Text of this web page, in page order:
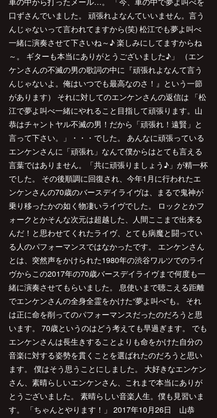
口ずさんでいました。 頑張れよなんていいません。言う
んじゃないって言われてますから(笑) 松江でも夢よ叫べ
一緒に演奏させて下さいね～♪ 楽しみにしてますからね
～。 ギターも本当にありがとうございました♪」 （エン
ケンさんの不滅の男の歌詞の中に『頑張れよなんて言う
んじゃないよ。俺はいつでも最高なのさ！』という一節
があります） それに対してのエンケンさんの返信は 「松
江で夢よ叫べ一緒にやれること目指して頑張ります。山
恭はチャントヤル不滅の男！だから「頑張れ！遠賢」と
言って下さい。」・・・でした。 あんなに頑張っている
エンケンさんに「頑張れ」なんて僕からはとても言える
言葉ではありません。「共に頑張りましょう♪」が精一杯
でした。 その後順調に回復され、今年1月に行われたエ
ンケンさんの70歳のバースデイライヴは、まるで鬼神が
乗り移ったかの如く物凄いライヴでした。 ロックとかフ
ォークとかそんな次元は超越した、人間ここまで出来る
んだ！と思わせてくれたライヴ、とても病魔と闘ってい
る人のパフォーマンスではなかったです。 エンケンさん
とは、突然声をかけられた1980年の渋谷ワルツでのライ
ヴからこの2017年の70歳バースデイライヴまで何度も一
緒に演奏させてもらいました。 息使いまで聴こえる距離
でエンケンさんの全身全霊をかけた“夢よ叫べ”も。 それ
は正に命を削ってのパフォーマンスだったのだろうと思
います。 70歳というのはどう考えても早過ぎます。 でも
エンケンさんは長生きすることよりも命をかけた自分の
音楽に対する姿勢を貫くことを選ばれたのだろうと思い
ます。 僕はそう思うことにしました。 大好きなエンケン
さん、素晴らしいエンケンさん、これまで本当にありが
とうございました。 素晴らしい音楽人生。僕も見習いま
す。 「ちゃんとやります！」 2017年10月26日 山恭